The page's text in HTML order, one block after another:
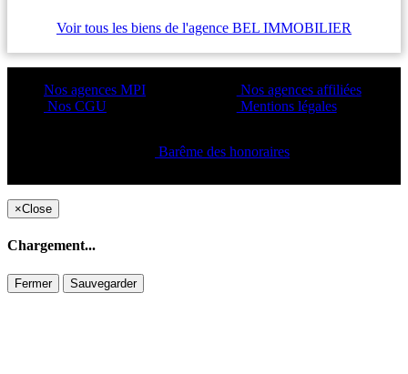
Voir tous les biens de l'agence BEL IMMOBILIER
Nos agences MPI
Nos CGU
Nos agences affiliées
Mentions légales
Barême des honoraires
×Close
Chargement...
Fermer Sauvegarder